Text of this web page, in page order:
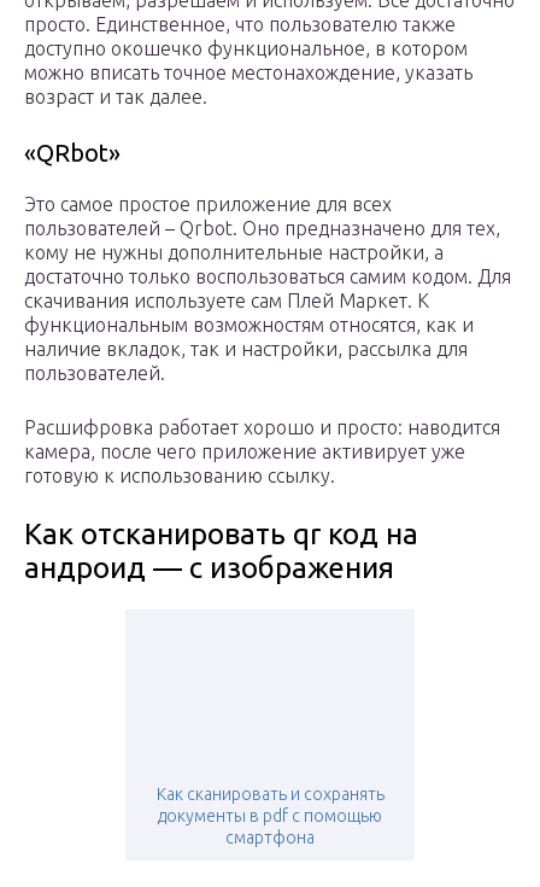
просто. Единственное, что пользователю также
доступно окошечко функциональное, в котором
можно вписать точное местонахождение, указать
возраст и так далее.
«QRbot»
Это самое простое приложение для всех
пользователей – Qrbot. Оно предназначено для тех,
кому не нужны дополнительные настройки, а
достаточно только воспользоваться самим кодом. Для
скачивания используете сам Плей Маркет. К
функциональным возможностям относятся, как и
наличие вкладок, так и настройки, рассылка для
пользователей.
Расшифровка работает хорошо и просто: наводится
камера, после чего приложение активирует уже
готовую к использованию ссылку.
Как отсканировать qr код на
андроид — с изображения
Как сканировать и сохранять
документы в pdf c помощью
смартфона